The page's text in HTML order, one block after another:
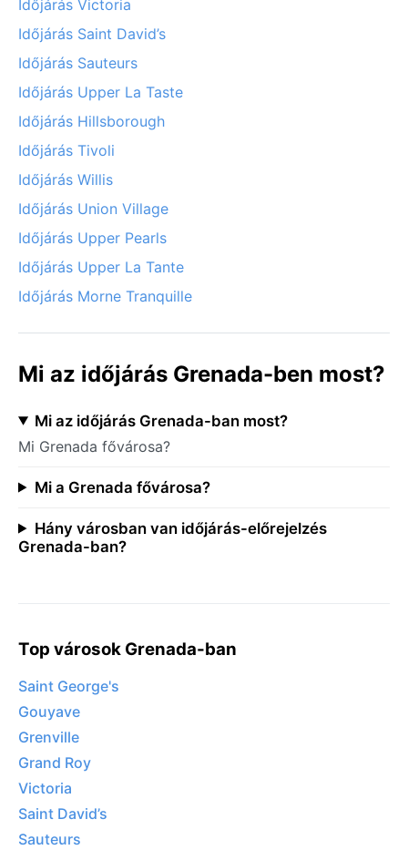
Időjárás Victoria
Időjárás Saint David’s
Időjárás Sauteurs
Időjárás Upper La Taste
Időjárás Hillsborough
Időjárás Tivoli
Időjárás Willis
Időjárás Union Village
Időjárás Upper Pearls
Időjárás Upper La Tante
Időjárás Morne Tranquille
Mi az időjárás Grenada-ben most?
Mi az időjárás Grenada-ban most?
Mi Grenada fővárosa?
Mi a Grenada fővárosa?
Hány városban van időjárás-előrejelzés
Grenada-ban?
Top városok Grenada-ban
Saint George's
Gouyave
Grenville
Grand Roy
Victoria
Saint David’s
Sauteurs